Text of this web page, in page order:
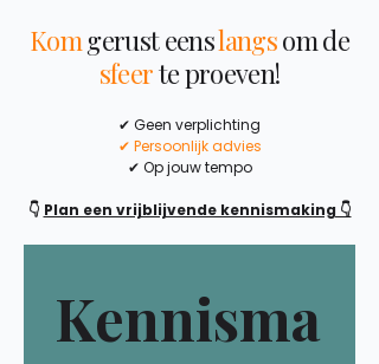
Komgerust eenslangsom de
sfeerte proeven!
✔ Geen verplichting
✔ Persoonlijk advies
✔ Op jouw tempo
👇 Plan een vrijblijvende kennismaking 👇
Kennisma